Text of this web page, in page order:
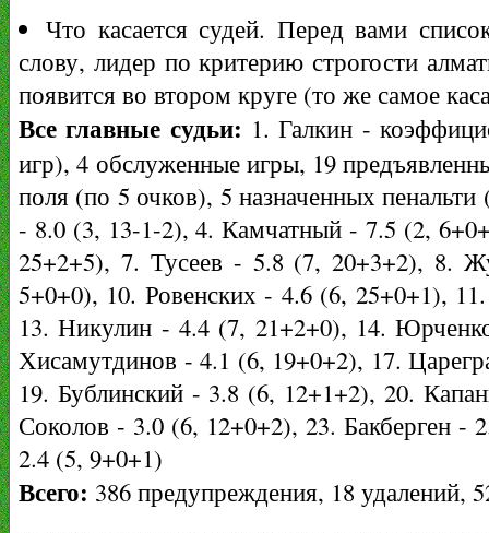
Что касается судей. Перед вами
слову, лидер по критерию строгости
появится во втором круге (то же самое
Все главные судьи: 1. Галкин -
игр), 4 обслуженные игры, 19
поля (по 5 очков), 5 назначенных
- 8.0 (3, 13-1-2), 4. Камчатный - 7.5 (2,
25+2+5), 7. Тусеев - 5.8 (7, 20+3+2), 8.
5+0+0), 10. Ровенских - 4.6 (6, 25+0+1),
13. Никулин - 4.4 (7, 21+2+0), 14.
Хисамутдинов - 4.1 (6, 19+0+2), 17.
19. Бублинский - 3.8 (6, 12+1+2), 20.
Соколов - 3.0 (6, 12+0+2), 23. Бакберген
2.4 (5, 9+0+1)
Всего: 386 предупреждения, 18 удалений,